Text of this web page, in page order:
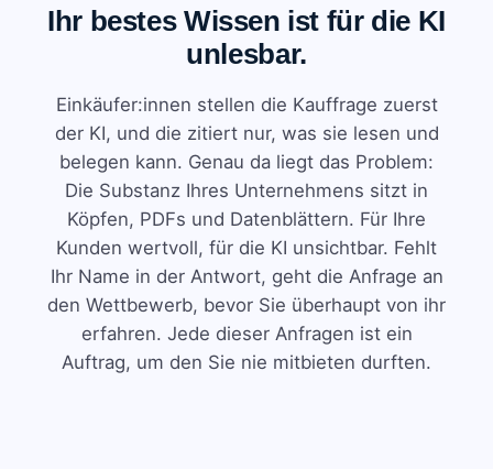
Ihr bestes Wissen ist für die KI
unlesbar.
Einkäufer:innen stellen die Kauffrage zuerst
der KI, und die zitiert nur, was sie lesen und
belegen kann. Genau da liegt das Problem:
Die Substanz Ihres Unternehmens sitzt in
Köpfen, PDFs und Datenblättern. Für Ihre
Kunden wertvoll, für die KI unsichtbar. Fehlt
Ihr Name in der Antwort, geht die Anfrage an
den Wettbewerb, bevor Sie überhaupt von ihr
erfahren. Jede dieser Anfragen ist ein
Auftrag, um den Sie nie mitbieten durften.